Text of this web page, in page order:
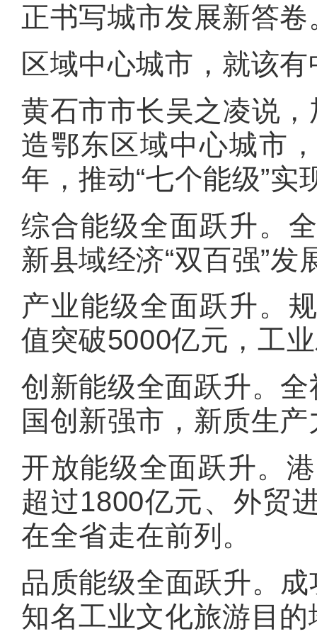
正书写城市发展新答卷
区域中心城市，就该
黄石市市长吴之凌说
造鄂东区域中心城市
年，推动“七个能级”实
综合能级全面跃升。
新县域经济“双百强”
产业能级全面跃升。
值突破5000亿元，工
创新能级全面跃升。
国创新强市，新质生
开放能级全面跃升。
超过1800亿元、外贸
在全省走在前列。
品质能级全面跃升。
知名工业文化旅游目